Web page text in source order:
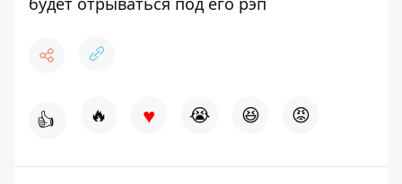
👍 🔥 ♥ 😭 😆 😡